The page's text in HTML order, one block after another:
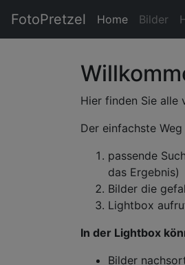
FotoPretzel Home Bilder
Hier finden Sie
Der einfachste Weg
passende
das Ergebnis)
Bilder die
Lightbox
In der Lightbox
Bilder